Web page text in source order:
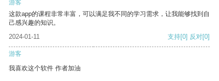
游客
这款app的课程非常丰富，可以满足我不同的学习需求，让我能够找到自
己感兴趣的知识。
2024-01-11
支持[0] 反对[0]
游客
我喜欢这个软件 作者加油